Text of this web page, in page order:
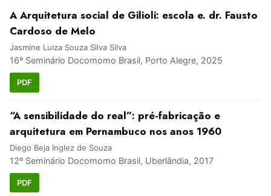
A Arquitetura social de Gilioli: escola e. dr. Fausto
Cardoso de Melo
Jasmine Luiza Souza Silva Silva
16º Seminário Docomomo Brasil, Porto Alegre, 2025
PDF
“A sensibilidade do real”: pré-fabricação e
arquitetura em Pernambuco nos anos 1960
Diego Beja Inglez de Souza
12º Seminário Docomomo Brasil, Uberlândia, 2017
PDF